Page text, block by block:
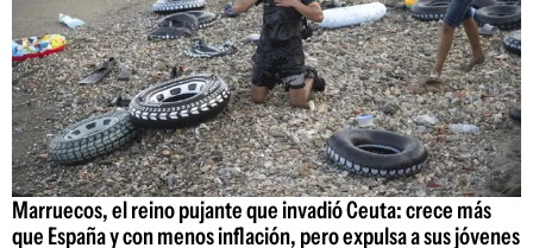
Marruecos, el reino pujante que invadió Ceuta: crece más
que España y con menos inflación, pero expulsa a sus jóvenes